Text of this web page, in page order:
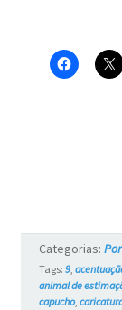
Categorias:
Tags: 9,
animal de
capucho,